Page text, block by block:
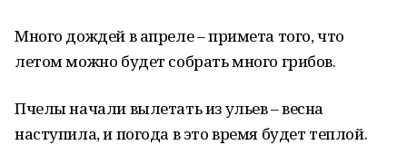
Много дождей в апреле – примета того, что
летом можно будет собрать много грибов.
Пчелы начали вылетать из ульев – весна
наступила, и погода в это время будет теплой.